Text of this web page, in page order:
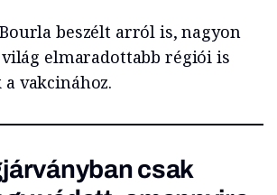
beszélt arról is, nagyon
elmaradottabb régiói is
vakcinához.
csak